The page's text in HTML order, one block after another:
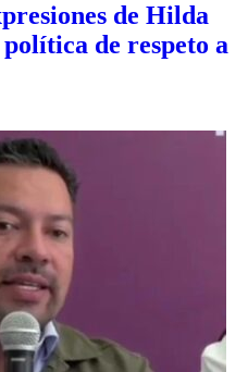
de Hilda
de respeto a